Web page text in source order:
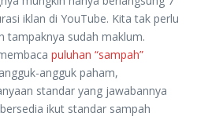
iklan di YouTube. Kita tak perlu
tampaknya sudah maklum.
puluhan “sampah”
angguk paham,
standar yang jawabannya
ikut standar sampah